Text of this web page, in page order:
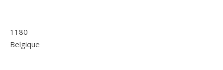
1180
Belgique